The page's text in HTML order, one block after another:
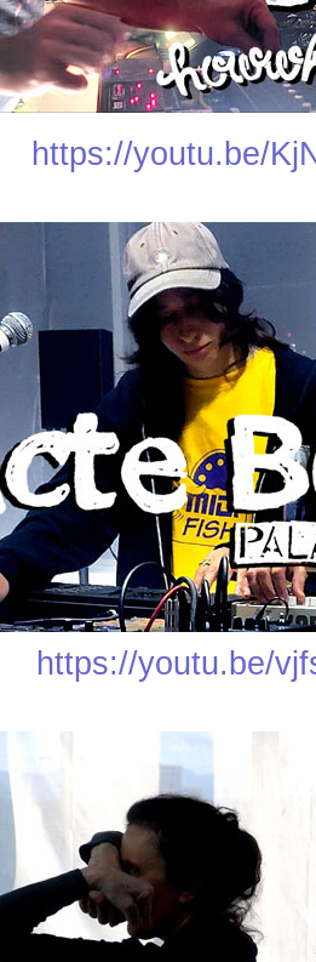
https://youtu.be/
https://youtu.be/